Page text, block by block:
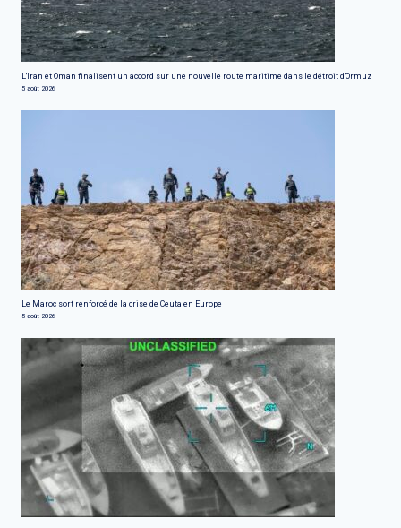
L'Iran et Oman finalisent un accord sur une nouvelle route maritime dans le détroit d'Ormuz
5 août 2026
Le Maroc sort renforcé de la crise de Ceuta en Europe
5 août 2026